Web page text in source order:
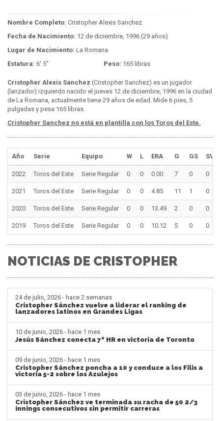
Nombre Completo: Cristopher Alexis Sanchez
Fecha de Nacimiento: 12 de diciembre, 1996 (29 años)
Lugar de Nacimiento: La Romana
Estatura: 6' 5" Peso: 165 libras
Cristopher Alexis Sanchez (Cristopher Sanchez) es un jugador
(lanzador) izquierdo nacido el jueves 12 de diciembre, 1996 en la ciudad
de La Romana, actualmente tiene 29 años de edad. Mide 6 pies, 5
pulgadas y pesa 165 libras.
Cristopher Sanchez no está en plantilla con los Toros del Este.
Año Serie Equipo W L ERA G GS SV
2022 Toros del Este Serie Regular 0 0 0.00 7 0 0
2021 Toros del Este Serie Regular 0 0 4.85 11 1 0
2020 Toros del Este Serie Regular 0 0 13.49 2 0 0
2019 Toros del Este Serie Regular 0 0 10.12 5 0 0
NOTICIAS DE CRISTOPHER
24 de julio, 2026 - hace 2 semanas
Cristopher Sánchez vuelve a liderar el ranking de
lanzadores latinos en Grandes Ligas
10 de junio, 2026 - hace 1 mes
Jesús Sánchez conecta 7º HR en victoria de Toronto
09 de junio, 2026 - hace 1 mes
Cristopher Sánchez poncha a 10 y conduce a los Filis a
victoria 5-2 sobre los Azulejos
03 de junio, 2026 - hace 1 mes
Cristopher Sánchez ve terminada su racha de 50 2/3
innings consecutivos sin permitir carreras